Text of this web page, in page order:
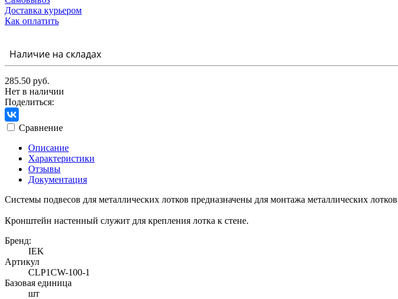
Доставка курьером
Как оплатить
Наличие на складах
285.50 руб.
Нет в наличии
Поделиться:
Сравнение
Описание
Характеристики
Отзывы
Документация
Системы подвесов для металлических лотков предназначены для монтажа металлических
Кронштейн настенный служит для крепления лотка к стене.
Бренд:
IEK
Артикул
CLP1CW-100-1
Базовая единица
шт